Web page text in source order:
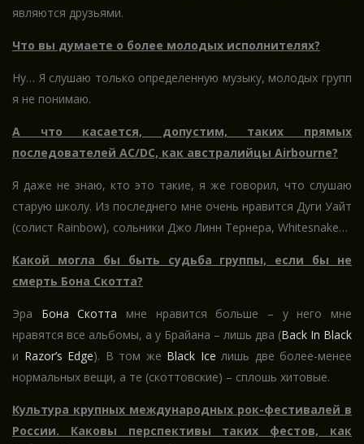
являются друзьями.
Что вы думаете о более молодых исполнителях?
Ну… Я слушаю только определенную музыку, молодых групп
я не понимаю.
А что касается, допустим, таких прямых
последователей AC/DC, как австралийцы Airbourne?
Я даже не знаю, кто это такие, я же говорил, что слушаю
старую школу. Из последнего мне очень нравится Дуги Уайт
(солист Rainbow), сольники Джо Линн Тернера, Whitesnake…
Какой могла бы быть судьба группы, если бы не
смерть Бона Скотта?
Эра Бона Скотта мне нравится больше – у него мне
нравятся все альбомы, а у Брайана – лишь два (Back In Black
и Razor’s Edge). В том же Black Ice лишь две более-менее
нормальных вещи, а те (скоттовские) – сплошь хитовые.
Культура крупных международных рок-фестивалей в
России. Каковы перспективы таких фестов, как